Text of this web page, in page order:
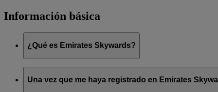
Información básica
¿Qué es Emirates Skywards?
Emirates Skywards es el galardonado programa de
Ofrece a los socios una serie de ventajas y experiencias
Una vez que me haya registrado en Emirates